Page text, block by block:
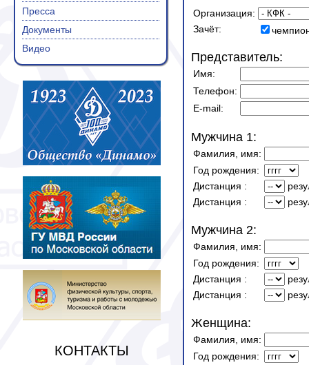
Пресса
Документы
Видео
КОНТАКТЫ
Организация:
Зачёт:
Представитель:
Имя:
Телефон:
E-mail:
Мужчина 1:
Фамилия, имя:
Год рождения:
Дистанция :
Дистанция :
Мужчина 2:
Фамилия, имя:
Год рождения:
Дистанция :
Дистанция :
Женщина:
Фамилия, имя:
Год рождения: